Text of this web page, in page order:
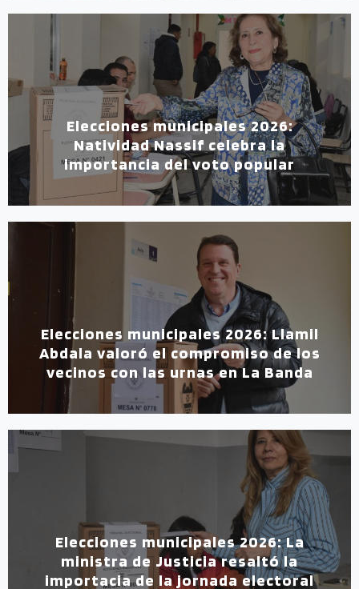
Elecciones municipales 2026:
Natividad Nassif celebra la
importancia del voto popular
Elecciones municipales 2026: Llamil
Abdala valoró el compromiso de los
vecinos con las urnas en La Banda
Elecciones municipales 2026: La
ministra de Justicia resaltó la
importacia de la jornada electoral